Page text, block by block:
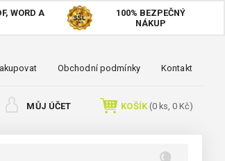
WORD A
100% BEZPEČNÝ
NÁKUP
Obchodní podmínky Kontakt
MŮJ ÚČET KOŠÍK(0ks, 0 Kč)